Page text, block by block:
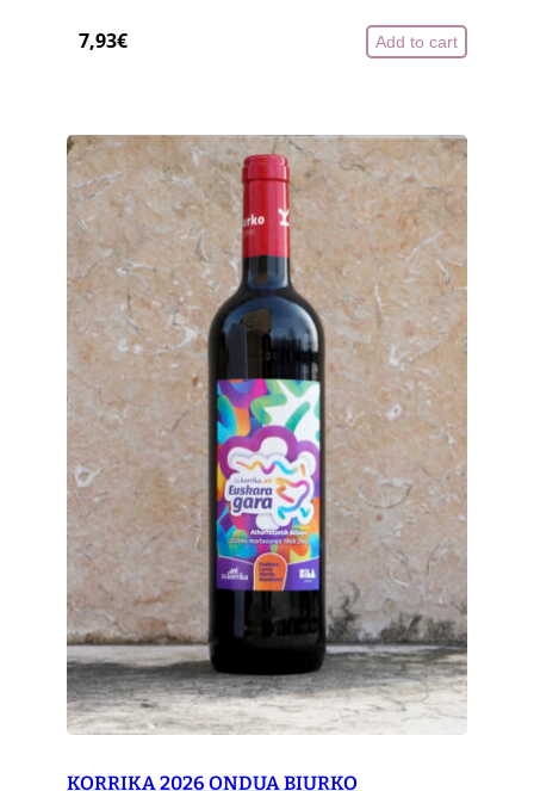
7,93€ Add to cart
KORRIKA 2026 ONDUA BIURKO